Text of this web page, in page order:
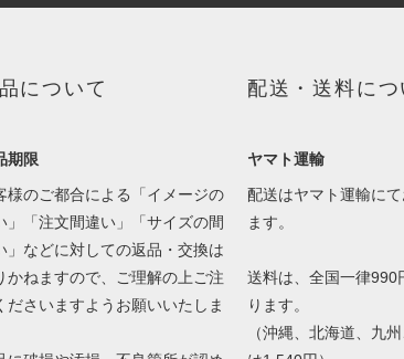
について
期限
様のご都合による「イメージの
」「注文間違い」「サイズの間
」などに対しての返品・交換は
かねますので、ご理解の上ご注
ださいますようお願いいたしま
配送・送料につ
ヤマト運輸
配送はヤマト運輸に
ます。
送料は、全国一律990
ります。
（沖縄、北海道、九